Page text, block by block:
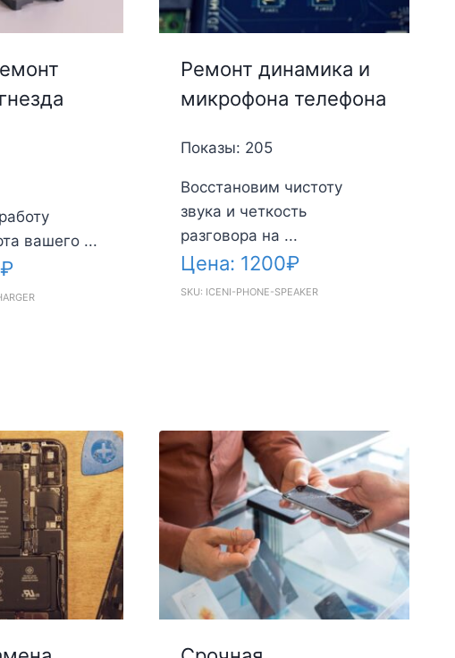
вашего ...
₽
Ремонт динамика и
микрофона телефона
Показы: 205
Восстановим чистоту
звука и четкость
разговора на ...
Цена: 1200₽
SKU: ICENI-PHONE-SPEAKER